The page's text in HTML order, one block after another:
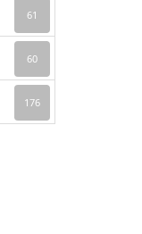
61
60
176